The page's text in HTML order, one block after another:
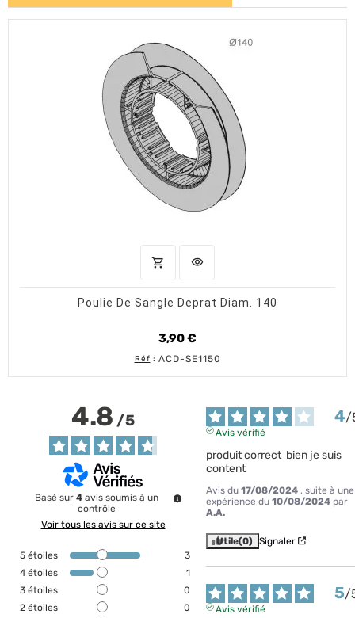
shopping_cart AJOUTER AU PANIER
visibility
Poulie De Sangle Deprat Diam. 140
3,90 €
Prix
Réf : ACD-SE1150
4.8/5
Basé sur4 avis soumis à un
contrôle
Voir tous les avis sur ce site
5 étoiles
3
4 étoiles
1
3 étoiles
0
2 étoiles
0
4/
Avis vérifié
produit correct  bien je suis
content
Avis du 17/08/2024 , suite à une
expérience du 10/08/2024 par
A.A.
Utile(0) Signaler
5/
Avis vérifié